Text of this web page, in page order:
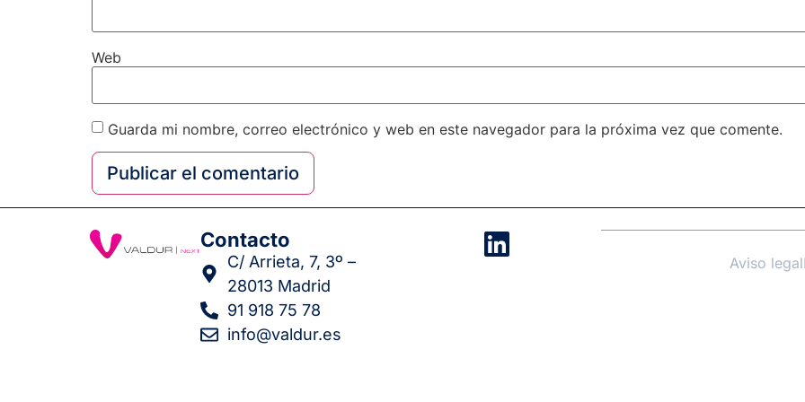
Web
Guarda mi nombre, correo electrónico y web en este navegador para la próxima vez que comente.
Contacto
C/ Arrieta, 7, 3º –
28013 Madrid
91 918 75 78
info@valdur.es
Aviso legal